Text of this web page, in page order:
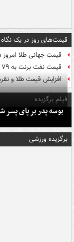
قیمت‌های روز در یک نگاه
قیمت جهانی طلا امروز ۱۵ مرداد
قیمت نفت برنت به ۷۹ دلار رسید
افزایش قیمت طلا و
فیلم برگزیده
بوسه‌ پدر بر پای
برگزیده ورزشی